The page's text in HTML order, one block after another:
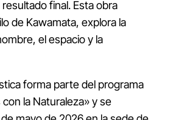
final. Esta obra
de Kawamata, explora la
el espacio y la
forma parte del programa
la Naturaleza» y se